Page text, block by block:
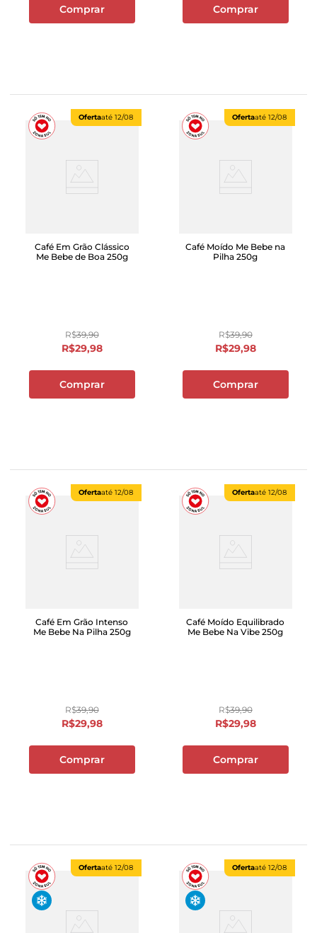
Comprar Comprar
Ofertaaté 12/08
Café Em Grão Clássico
Me Bebe de Boa 250g
R$39,90
R$29,98
Comprar
Ofertaaté 12/08
Café Moído Me Bebe na
Pilha 250g
R$39,90
R$29,98
Comprar
Ofertaaté 12/08
Café Em Grão Intenso
Me Bebe Na Pilha 250g
R$39,90
R$29,98
Comprar
Ofertaaté 12/08
Café Moído Equilibrado
Me Bebe Na Vibe 250g
R$39,90
R$29,98
Comprar
Ofertaaté 12/08 Ofertaaté 12/08